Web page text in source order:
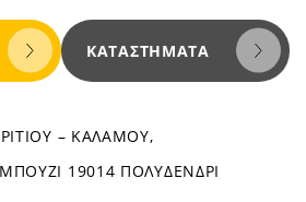
ΚΑΤΑΣΤΉΜΑΤΑ
– ΚΑΛΑΜΟΥ,
19014 ΠΟΛΥΔΕΝΔΡΙ